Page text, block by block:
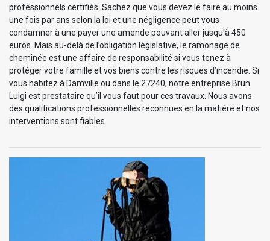
professionnels certifiés. Sachez que vous devez le faire au moins
une fois par ans selon la loi et une négligence peut vous
condamner à une payer une amende pouvant aller jusqu'à 450
euros. Mais au-delà de l’obligation législative, le ramonage de
cheminée est une affaire de responsabilité si vous tenez à
protéger votre famille et vos biens contre les risques d’incendie. Si
vous habitez à Damville ou dans le 27240, notre entreprise Brun
Luigi est prestataire qu’il vous faut pour ces travaux. Nous avons
des qualifications professionnelles reconnues en la matière et nos
interventions sont fiables.